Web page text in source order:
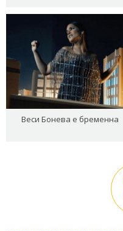
Веси Бонева е бременна